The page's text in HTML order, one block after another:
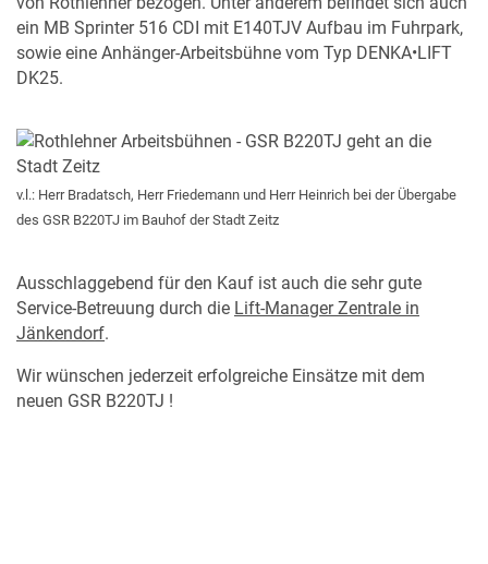
ein MB Sprinter 516 CDI mit E140TJV Aufbau im Fuhrpark,
sowie eine Anhänger-Arbeitsbühne vom Typ DENKA•LIFT
DK25.
v.l.: Herr Bradatsch, Herr Friedemann und Herr Heinrich bei der Übergabe
des GSR B220TJ im Bauhof der Stadt Zeitz
Ausschlaggebend für den Kauf ist auch die sehr gute
Service-Betreuung durch die Lift-Manager Zentrale in
Jänkendorf.
Wir wünschen jederzeit erfolgreiche Einsätze mit dem
neuen GSR B220TJ !